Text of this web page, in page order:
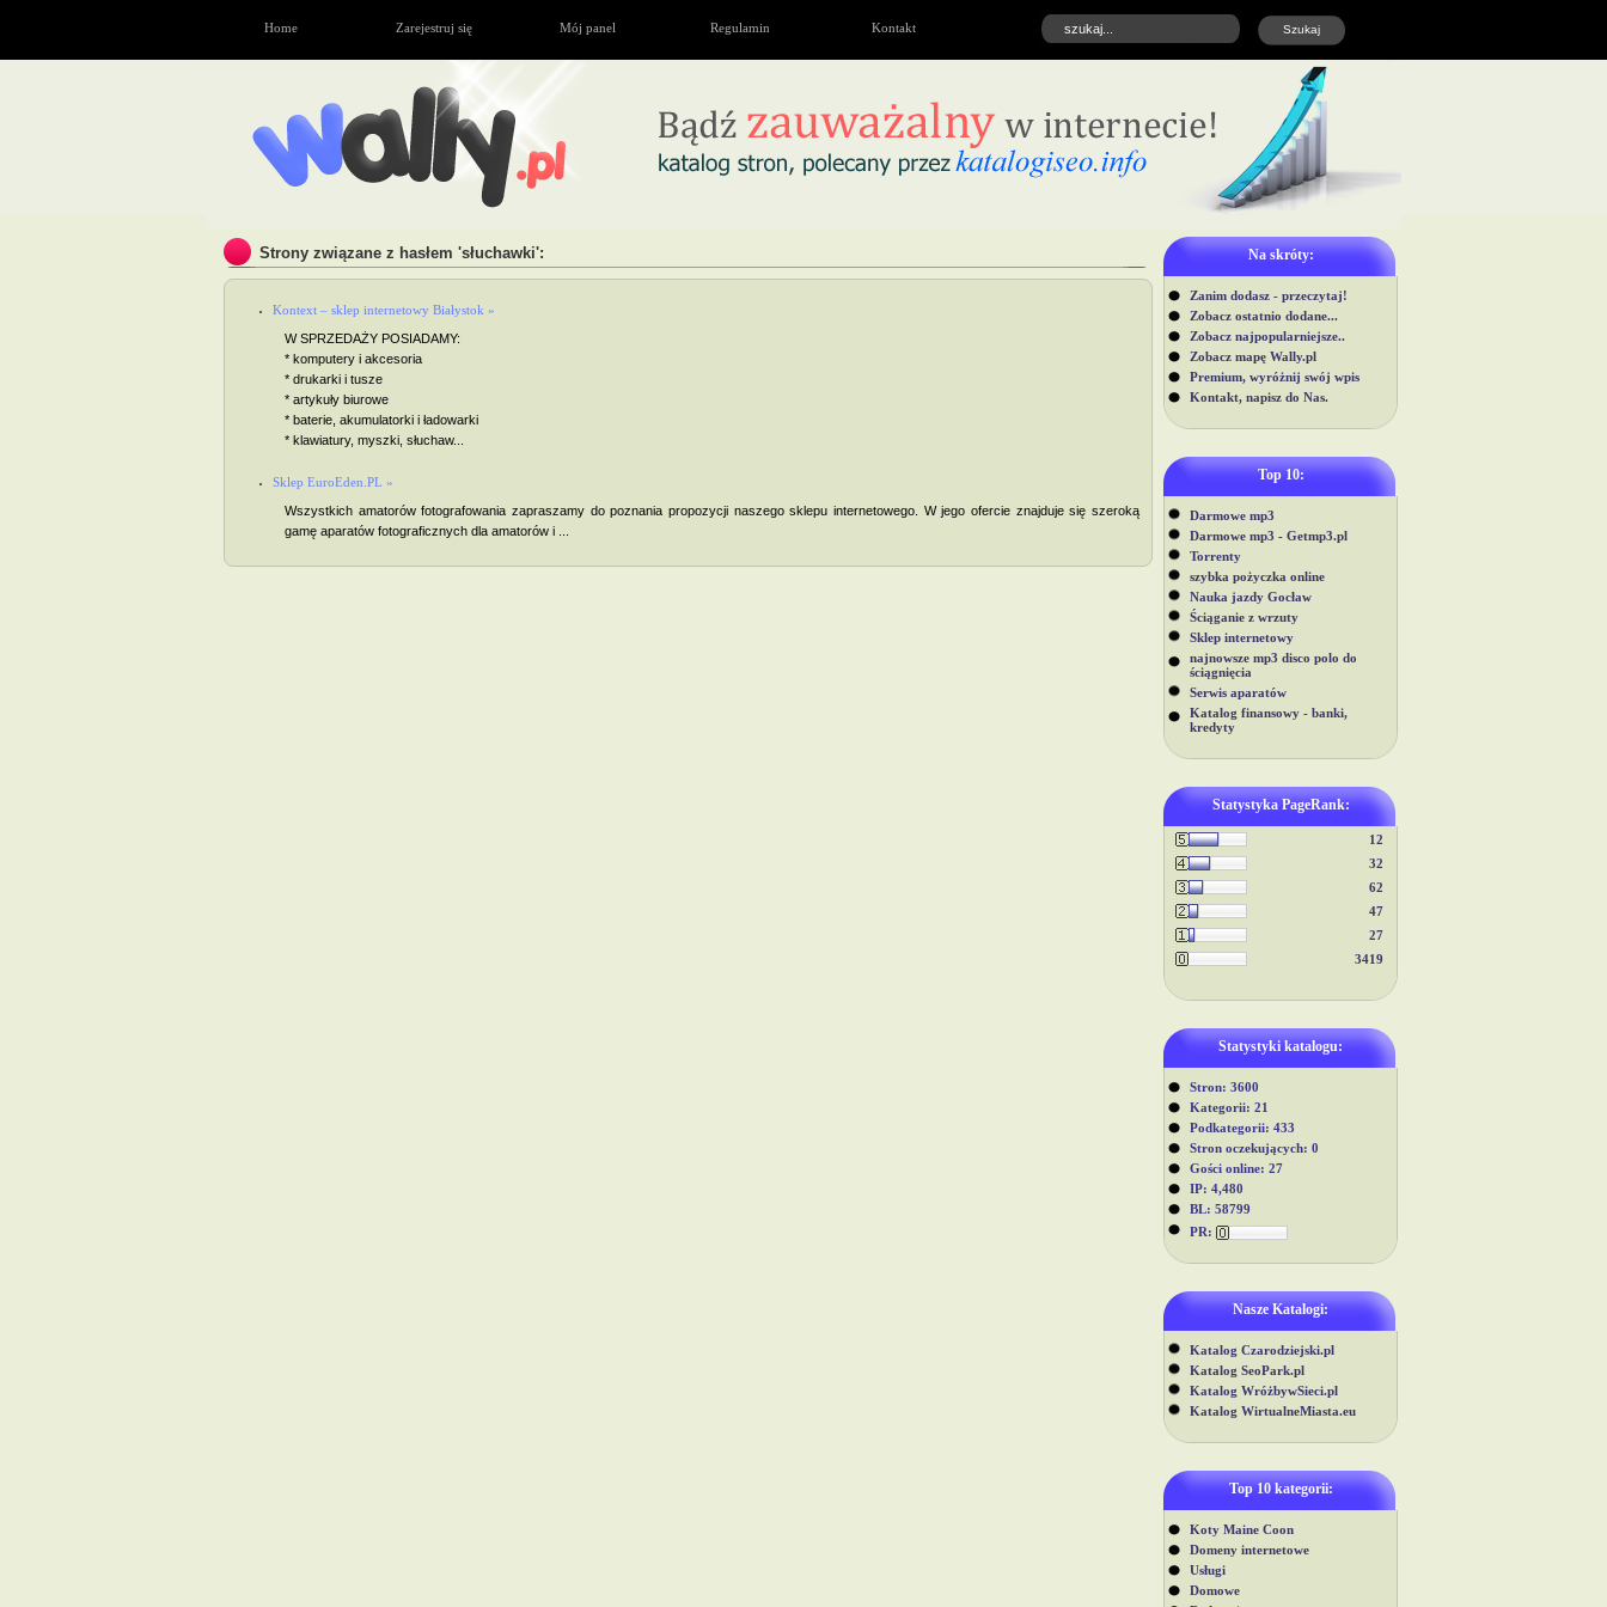
Home Zarejestruj się Mój panel Regulamin Kontakt
Na skróty:
Zanim dodasz - przeczytaj!
Zobacz ostatnio dodane...
Zobacz najpopularniejsze..
Zobacz mapę Wally.pl
Premium, wyróżnij swój wpis
Kontakt, napisz do Nas.
Top 10:
Darmowe mp3
Darmowe mp3 - Getmp3.pl
Torrenty
szybka pożyczka online
Nauka jazdy Gocław
Ściąganie z wrzuty
Sklep internetowy
najnowsze mp3 disco polo do
ściągnięcia
Serwis aparatów
Katalog finansowy - banki,
kredyty
Statystyka PageRank:
12
32
62
47
27
3419
Statystyki katalogu:
Stron: 3600
Kategorii: 21
Podkategorii: 433
Stron oczekujących: 0
Gości online: 27
IP: 4,480
BL: 58799
PR:
Nasze Katalogi:
Katalog Czarodziejski.pl
Katalog SeoPark.pl
Katalog WróżbywSieci.pl
Katalog WirtualneMiasta.eu
Top 10 kategorii:
Koty Maine Coon
Domeny internetowe
Usługi
Domowe
Strony związane z hasłem 'słuchawki':
Kontext – sklep internetowy Białystok »
W SPRZEDAŻY POSIADAMY:
* komputery i akcesoria
* drukarki i tusze
* artykuły biurowe
* baterie, akumulatorki i ładowarki
* klawiatury, myszki, słuchaw...
Sklep EuroEden.PL »
Wszystkich amatorów fotografowania zapraszamy do poznania propozycji naszego sklepu internetowego. W jego ofercie znajduje się szeroką
gamę aparatów fotograficznych dla amatorów i ...